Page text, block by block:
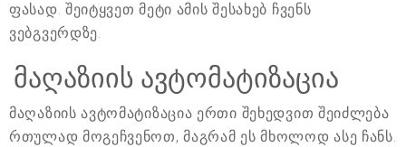
ფასად. შეიტყვეთ მეტი ამის შესახებ ჩვენს
ვებგვერდზე.
მაღაზიის ავტომატიზაცია
მაღაზიის ავტომატიზაცია ერთი შეხედვით შეიძლება
რთულად მოგეჩვენოთ, მაგრამ ეს მხოლოდ ასე ჩანს.